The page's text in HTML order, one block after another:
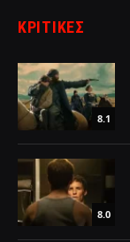
ΚΡΙΤΙΚΈΣ
8.1
8.0